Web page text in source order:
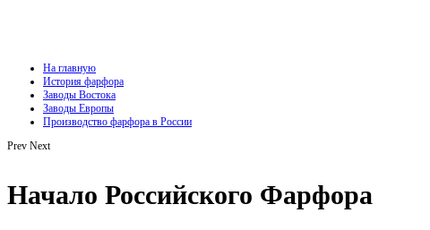
На главную
История фарфора
Заводы Востока
Заводы Европы
Производство фарфора в России
Prev Next
Начало Российского Фарфора